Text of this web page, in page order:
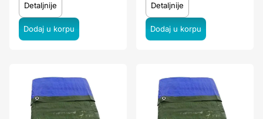
Detaljnije Detaljnije